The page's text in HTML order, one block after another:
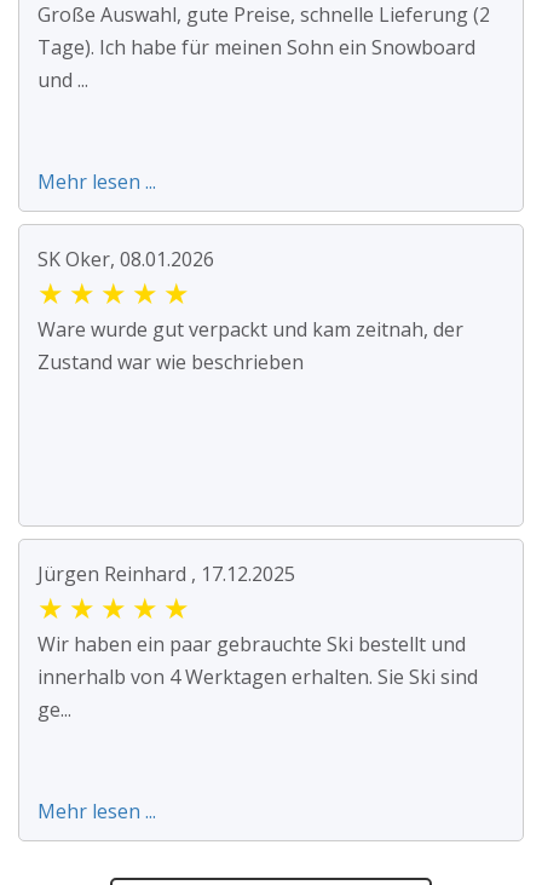
Große Auswahl, gute Preise, schnelle Lieferung (2
Tage). Ich habe für meinen Sohn ein Snowboard
und ...
Mehr lesen ...
SK Oker, 08.01.2026
★ ★ ★ ★ ★
Ware wurde gut verpackt und kam zeitnah, der
Zustand war wie beschrieben
Jürgen Reinhard , 17.12.2025
★ ★ ★ ★ ★
Wir haben ein paar gebrauchte Ski bestellt und
innerhalb von 4 Werktagen erhalten. Sie Ski sind
ge...
Mehr lesen ...